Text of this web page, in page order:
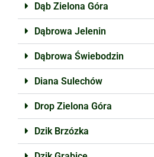
Dąb Zielona Góra
Dąbrowa Jelenin
Dąbrowa Świebodzin
Diana Sulechów
Drop Zielona Góra
Dzik Brzózka